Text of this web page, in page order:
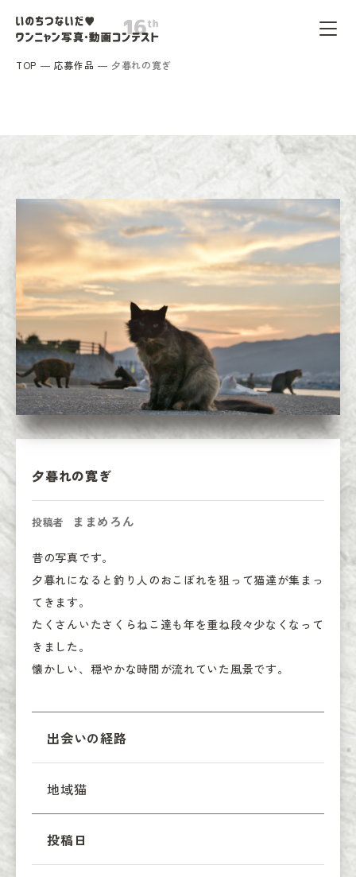
TOP 応募作品 夕暮れの寛ぎ
夕暮れの寛ぎ
投稿者 ままめろん
昔の写真です。
夕暮れになると釣り人のおこぼれを狙って猫達が集まっ
てきます。
たくさんいたさくらねこ達も年を重ね段々少なくなって
きました。
懐かしい、穏やかな時間が流れていた風景です。
出会いの経路
地域猫
投稿日